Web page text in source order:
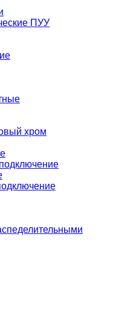
ПУУ
хром